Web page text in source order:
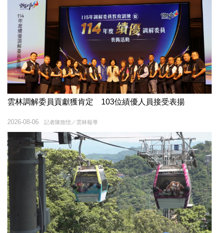
雲林調解委員貢獻獲肯定 103位績優人員接受表揚
記者陳致愷／雲林報導
2026-08-06